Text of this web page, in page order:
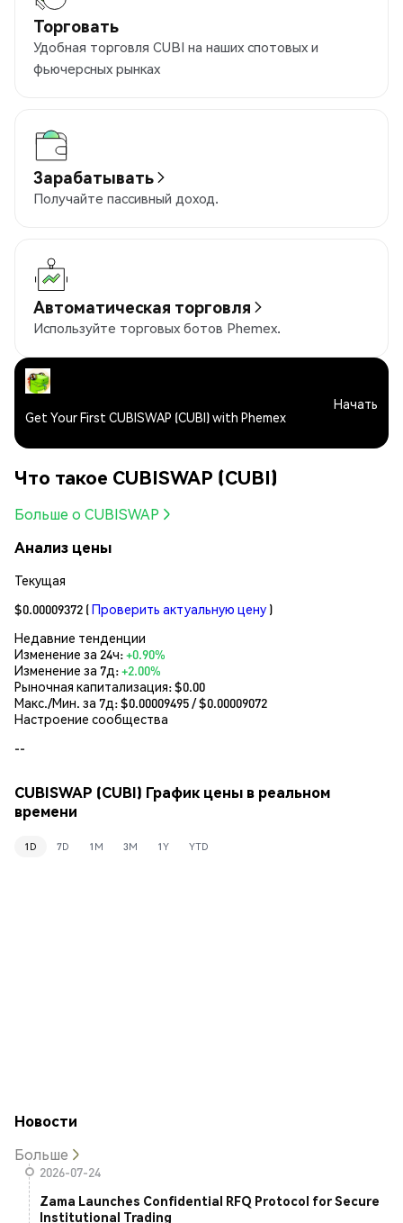
Торговать
Удобная торговля CUBI на наших спотовых и
фьючерсных рынках
Зарабатывать
Получайте пассивный доход.
Автоматическая торговля
Используйте торговых ботов Phemex.
Get Your First CUBISWAP (CUBI) with Phemex
Начать
Что такое CUBISWAP (CUBI)
Больше о CUBISWAP
Анализ цены
Текущая
$0.00009372 (Проверить актуальную цену )
Недавние тенденции
Изменение за 24ч:+0.90%
Изменение за 7д:+2.00%
Рыночная капитализация:$0.00
Макс./Мин. за 7д: $0.00009495/ $0.00009072
Настроение сообщества
--
CUBISWAP (CUBI) График цены в реальном
времени
1D 7D 1M 3M 1Y YTD
Новости
Больше
2026-07-24
Zama Launches Confidential RFQ Protocol for Secure
Institutional Trading